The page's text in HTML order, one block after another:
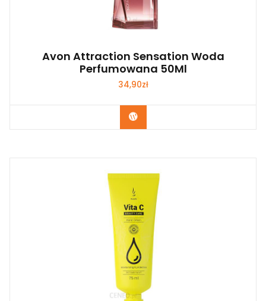
Avon Attraction Sensation Woda
Perfumowana 50Ml
34,90zł
Zobacz